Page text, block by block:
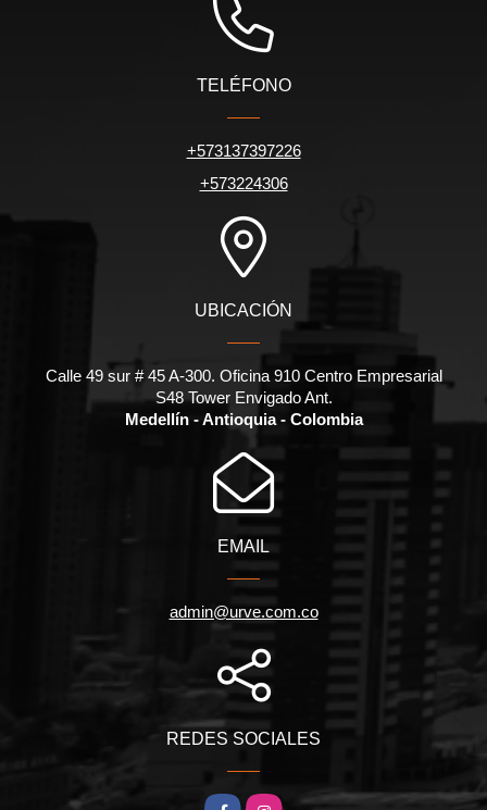
TELÉFONO
+573137397226
+573224306
UBICACIÓN
Calle 49 sur # 45 A-300. Oficina 910 Centro Empresarial
S48 Tower Envigado Ant.
Medellín - Antioquia - Colombia
EMAIL
admin@urve.com.co
REDES SOCIALES